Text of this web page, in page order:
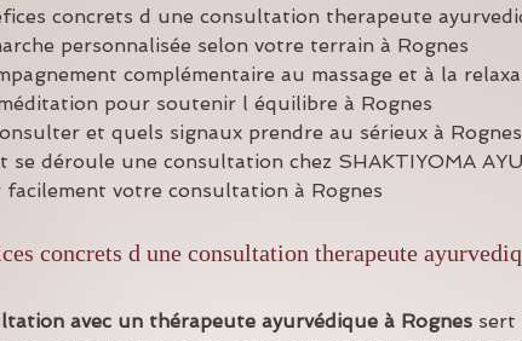
concrets d une consultation therapeute
personnalisée selon votre terrain à Rognes
complémentaire au massage et à la
pour soutenir l équilibre à Rognes
et quels signaux prendre au sérieux à Rognes
se déroule une consultation chez SHAKTIYOMA
facilement votre consultation à Rognes
concrets d une consultation therapeute
avec un thérapeute ayurvédique à Rognes sert